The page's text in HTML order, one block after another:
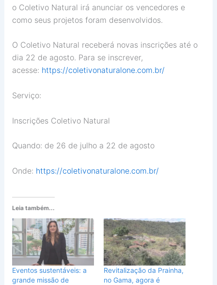
o Coletivo Natural irá anunciar os vencedores e
como seus projetos foram desenvolvidos.
O Coletivo Natural receberá novas inscrições até o
dia 22 de agosto. Para se inscrever,
acesse: https://coletivonaturalone.com.br/
Serviço:
Inscrições Coletivo Natural
Quando: de 26 de julho a 22 de agosto
Onde: https://coletivonaturalone.com.br/
Leia também...
Eventos sustentáveis: a
grande missão de
Revitalização da Prainha,
no Gama, agora é